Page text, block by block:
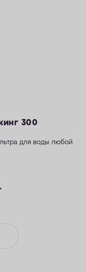
300
для воды любой